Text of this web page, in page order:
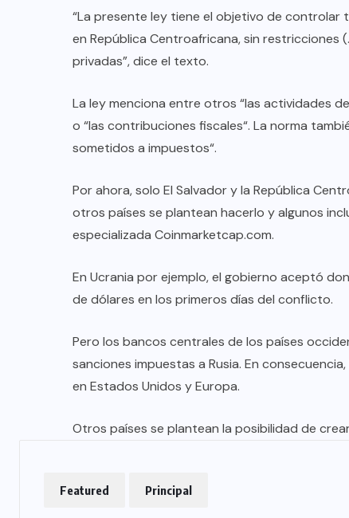
“La presente ley tiene el objetivo de
en República Centroafricana, sin restricciones
privadas”, dice el texto.
La ley menciona entre otros “las actividades
o “las contribuciones fiscales“. La norma
sometidos a impuestos“.
Por ahora, solo El Salvador y la República
otros países se plantean hacerlo y algunos
especializada Coinmarketcap.com.
En Ucrania por ejemplo, el gobierno aceptó
de dólares en los primeros días del conflicto.
Pero los bancos centrales de los países
sanciones impuestas a Rusia. En
en Estados Unidos y Europa.
Otros países se plantean la posibilidad de
Featured Principal